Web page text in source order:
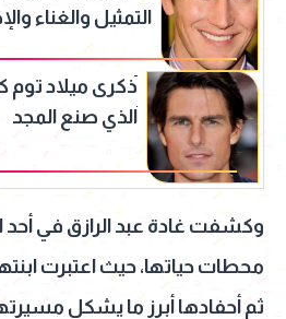
التمثيل والغناء
ذكرى ميلاد توم
الذي صنع المجد
وكشفت غادة عبد الرازق في أحد
محطات حياتها، حيث اعتبرت
ثم أحفادها أبرز ما يشكل